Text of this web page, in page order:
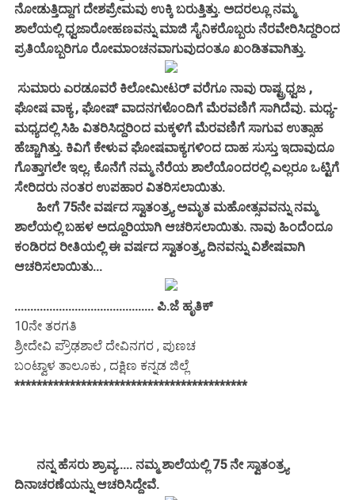
ನೋಡುತ್ತಿದ್ದಾಗ ದೇಶಪ್ರೇಮವು ಉಕ್ಕಿ ಬರುತ್ತಿತ್ತು. ಅದರಲ್ಲೂ ನಮ್ಮ
ಶಾಲೆಯಲ್ಲಿ ಧ್ವಜಾರೋಹಣವನ್ನು ಮಾಜಿ ಸೈನಿಕರೊಬ್ಬರು ನೆರವೇರಿಸಿದ್ದರಿಂದ
ಪ್ರತಿಯೊಬ್ಬರಿಗೂ ರೋಮಾಂಚನವಾಗುವುದಂತೂ ಖಂಡಿತವಾಗಿತ್ತು.
ಸುಮಾರು ಎರಡೂವರೆ ಕಿಲೋಮೀಟರ್ ವರೆಗೂ ನಾವು ರಾಷ್ಟ್ರಧ್ವಜ ,
ಘೋಷ ವಾಕ್ಯ , ಘೋಷ್ ವಾದನಗಳೊಂದಿಗೆ ಮೆರವಣಿಗೆ ಸಾಗಿದೆವು. ಮಧ್ಯ-
ಮಧ್ಯದಲ್ಲಿ ಸಿಹಿ ವಿತರಿಸಿದ್ದರಿಂದ ಮಕ್ಕಳಿಗೆ ಮೆರವಣಿಗೆ ಸಾಗುವ ಉತ್ಸಾಹ
ಹೆಚ್ಚಾಗಿತ್ತು. ಕಿವಿಗೆ ಕೇಳುವ ಘೋಷವಾಕ್ಯಗಳಿಂದ ದಾಹ ಸುಸ್ತು ಇದಾವುದೂ
ಗೊತ್ತಾಗಲೇ ಇಲ್ಲ. ಕೊನೆಗೆ ನಮ್ಮ ನೆರೆಯ ಶಾಲೆಯೊಂದರಲ್ಲಿ ಎಲ್ಲರೂ ಒಟ್ಟಿಗೆ
ಸೇರಿದರು ನಂತರ ಉಪಹಾರ ವಿತರಿಸಲಾಯಿತು.
ಹೀಗೆ 75ನೇ ವರ್ಷದ ಸ್ವಾತಂತ್ರ್ಯ ಅಮೃತ ಮಹೋತ್ಸವವನ್ನು ನಮ್ಮ
ಶಾಲೆಯಲ್ಲಿ ಬಹಳ ಅದ್ದೂರಿಯಾಗಿ ಆಚರಿಸಲಾಯಿತು. ನಾವು ಹಿಂದೆಂದೂ
ಕಂಡಿರದ ರೀತಿಯಲ್ಲಿ ಈ ವರ್ಷದ ಸ್ವಾತಂತ್ರ್ಯ ದಿನವನ್ನು ವಿಶೇಷವಾಗಿ
ಆಚರಿಸಲಾಯಿತು...
............................................ ಪಿ.ಜೆ ಹೃತಿಕ್
10ನೇ ತರಗತಿ
ಶ್ರೀದೇವಿ ಪ್ರೌಢಶಾಲೆ ದೇವಿನಗರ , ಪುಣಚ
ಬಂಟ್ವಾಳ ತಾಲೂಕು , ದಕ್ಷಿಣ ಕನ್ನಡ ಜಿಲ್ಲೆ
******************************************
ನನ್ನ ಹೆಸರು ಶ್ರಾವ್ಯ..... ನಮ್ಮ ಶಾಲೆಯಲ್ಲಿ 75 ನೇ ಸ್ವಾತಂತ್ರ್ಯ
ದಿನಾಚರಣೆಯನ್ನು ಆಚರಿಸಿದ್ದೇವೆ.